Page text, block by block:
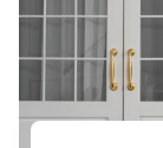
Щипці
багаторазового
Щипці
одноразового